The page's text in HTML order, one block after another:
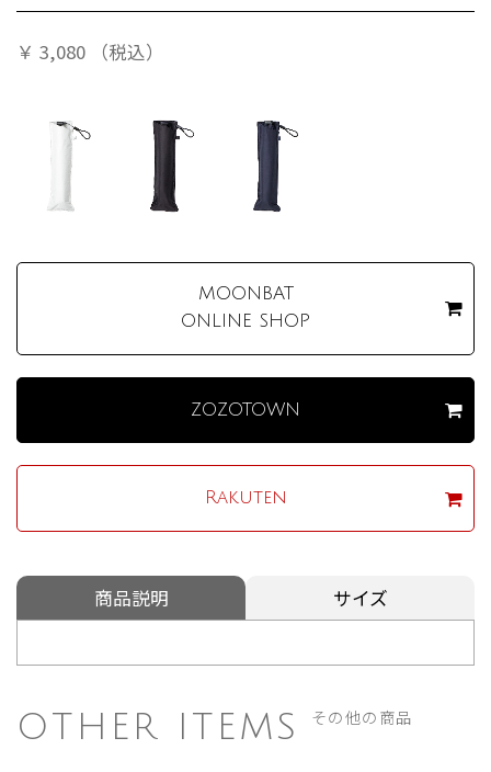
￥ 3,080 （税込）
MOONBAT
ONLINE SHOP
ZOZOTOWN
Rakuten
商品説明 サイズ
OTHER ITEMS その他の商品